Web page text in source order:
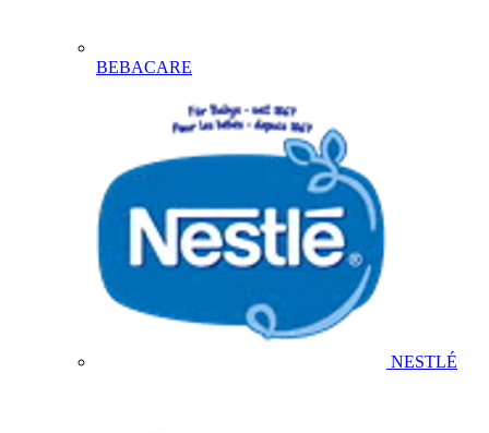
BEBACARE
NESTLÉ